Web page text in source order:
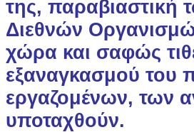
της, παραβιαστική
Διεθνών
χώρα και σαφώς
εξαναγκασμού του
εργαζομένων, των
υποταχθούν.